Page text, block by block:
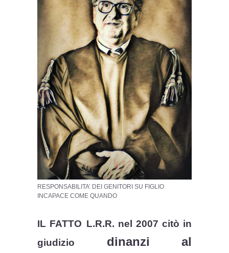
RESPONSABILITA’ DEI GENITORI SU FIGLIO
INCAPACE COME QUANDO
IL FATTO L.R.R. nel 2007 citò in
giudizio
dinanzi al